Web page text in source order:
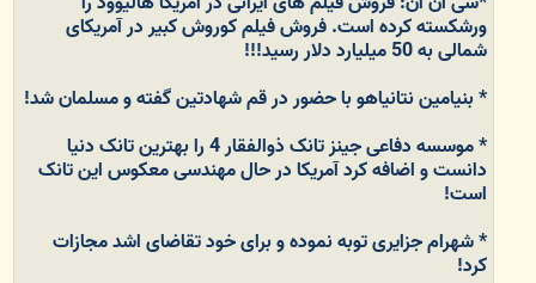
ورشکسته کرده است. فروش فیلم کوروش کبیر در آمریکای
شمالی به 50 میلیارد دلار رسید!!!
* بنیامین نتانیاهو با حضور در قم شهادتین گفته و مسلمان شد!
* موسسه دفاعی جینز تانک ذوالفقار 4 را بهترین تانک دنیا
دانست و اضافه کرد آمریکا در حال مهندسی معکوس این تانک
است!
* شهرام جزایری توبه نموده و برای خود تقاضای اشد مجازات
کرد!